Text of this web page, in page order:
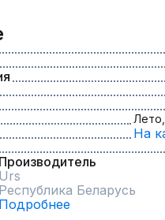
Лето,
На
Производитель
Urs
Республика Беларусь
Подробнее